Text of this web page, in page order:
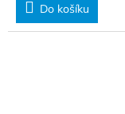
Do košíku